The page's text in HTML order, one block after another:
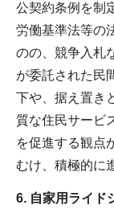
公契約条例を制
労働基準法等の
のの、競争入札
が委託された民
下や、据え置き
質な住民サービ
を促進する観点
むけ、積極的に
6. 自家用ライド